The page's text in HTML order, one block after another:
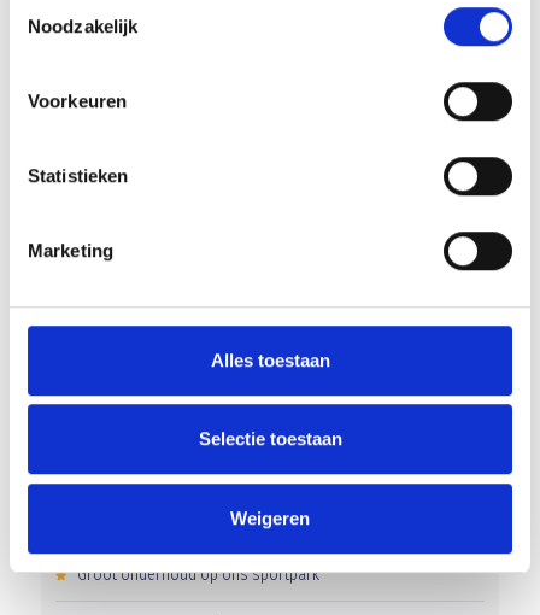
Noodzakelijk
Voorkeuren
Statistieken
Marketing
Alles toestaan
Selectie toestaan
Weigeren
Array
Sport2000 opnieuw ‘hofleverancier’ bij Blauw Geel’38/JUMBO
AANMELDEN LID
Groot onderhoud op ons sportpark